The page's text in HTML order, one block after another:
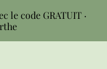
le code GRATUIT ·